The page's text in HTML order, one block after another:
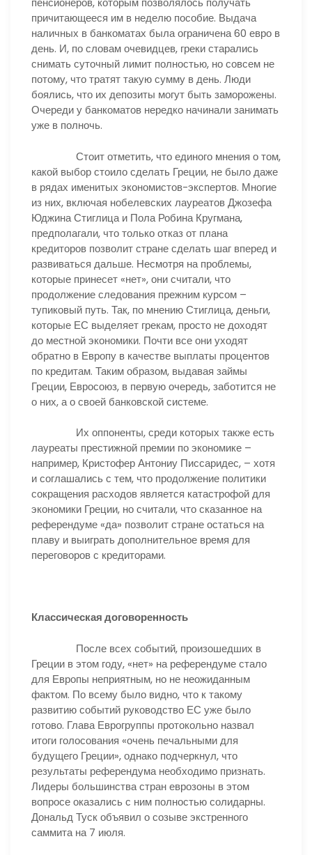
причитающееся им в неделю пособие. Выдача
наличных в банкоматах была ограничена 60 евро в
день. И, по словам очевидцев, греки старались
снимать суточный лимит полностью, но совсем не
потому, что тратят такую сумму в день. Люди
боялись, что их депозиты могут быть заморожены.
Очереди у банкоматов нередко начинали занимать
уже в полночь.
Стоит отметить, что единого мнения о том,
какой выбор стоило сделать Греции, не было даже
в рядах именитых экономистов-экспертов. Многие
из них, включая нобелевских лауреатов Джозефа
Юджина Стиглица и Пола Робина Кругмана,
предполагали, что только отказ от плана
кредиторов позволит стране сделать шаг вперед и
развиваться дальше. Несмотря на проблемы,
которые принесет «нет», они считали, что
продолжение следования прежним курсом –
тупиковый путь. Так, по мнению Стиглица, деньги,
которые ЕС выделяет грекам, просто не доходят
до местной экономики. Почти все они уходят
обратно в Европу в качестве выплаты процентов
по кредитам. Таким образом, выдавая займы
Греции, Евросоюз, в первую очередь, заботится не
о них, а о своей банковской системе.
Их оппоненты, среди которых также есть
лауреаты престижной премии по экономике –
например, Кристофер Антониу Писсаридес, – хотя
и соглашались с тем, что продолжение политики
сокращения расходов является катастрофой для
экономики Греции, но считали, что сказанное на
референдуме «да» позволит стране остаться на
плаву и выиграть дополнительное время для
переговоров с кредиторами.
Классическая договоренность
После всех событий, произошедших в
Греции в этом году, «нет» на референдуме стало
для Европы неприятным, но не неожиданным
фактом. По всему было видно, что к такому
развитию событий руководство ЕС уже было
готово. Глава Еврогруппы протокольно назвал
итоги голосования «очень печальными для
будущего Греции», однако подчеркнул, что
результаты референдума необходимо признать.
Лидеры большинства стран еврозоны в этом
вопросе оказались с ним полностью солидарны.
Дональд Туск объявил о созыве экстренного
саммита на 7 июля.